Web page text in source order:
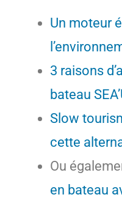
Un moteur
3 raisons
bateau
Slow
cette
Ou
en bateau